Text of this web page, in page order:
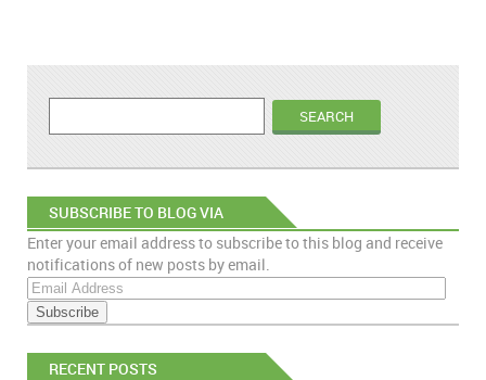
SUBSCRIBE TO BLOG VIA
EMAIL
Enter your email address to subscribe to this blog and receive
notifications of new posts by email.
E
m
a
i
RECENT POSTS